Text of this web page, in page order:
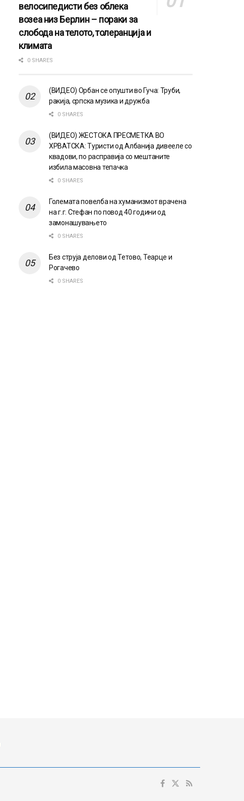
велосипедисти без облека
возеа низ Берлин – пораки за
слобода на телото, толеранција и
климата
0 SHARES
(ВИДЕО) Орбан се опушти во Гуча: Труби,
ракија, српска музика и дружба
0 SHARES
(ВИДЕО) ЖЕСТОКА ПРЕСМЕТКА ВО
ХРВАТСКА: Туристи од Албанија дивееле со
квадови, по расправија со мештаните
избила масовна тепачка
0 SHARES
Големата повелба на хуманизмот врачена
на г.г. Стефан по повод 40 години од
замонашувањето
0 SHARES
Без струја делови од Тетово, Теарце и
Рогачево
0 SHARES